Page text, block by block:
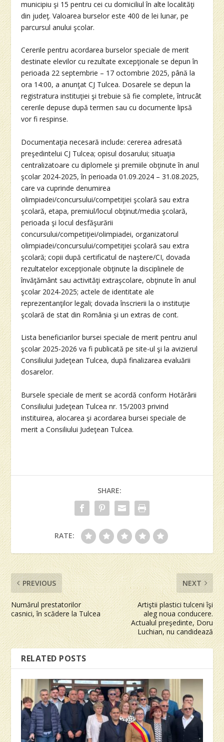
municipiu şi 15 pentru cei cu domiciliul în alte localităţi
din judeţ. Valoarea burselor este 400 de lei lunar, pe
parcursul anului şcolar.
Cererile pentru acordarea burselor speciale de merit
destinate elevilor cu rezultate excepţionale se depun în
perioada 22 septembrie – 17 octombrie 2025, până la
ora 14:00, a anunţat CJ Tulcea. Dosarele se depun la
registratura instituţiei şi trebuie să fie complete, întrucât
cererile depuse după termen sau cu documente lipsă
vor fi respinse.
Documentaţia necesară include: cererea adresată
preşedintelui CJ Tulcea; opisul dosarului; situaţia
centralizatoare cu diplomele şi premiile obţinute în anul
şcolar 2024-2025, în perioada 01.09.2024 – 31.08.2025,
care va cuprinde denumirea
olimpiadei/concursului/competiţiei şcolară sau extra
şcolară, etapa, premiul/locul obţinut/media şcolară,
perioada şi locul desfăşurării
concursului/competiţiei/olimpiadei, organizatorul
olimpiadei/concursului/competiţiei şcolară sau extra
şcolară; copii după certificatul de naştere/CI, dovada
rezultatelor excepţionale obţinute la disciplinele de
învăţământ sau activităţi extraşcolare, obţinute în anul
şcolar 2024-2025; actele de identitate ale
reprezentanţilor legali; dovada înscrierii la o instituţie
şcolară de stat din România şi un extras de cont.
Lista beneficiarilor bursei speciale de merit pentru anul
şcolar 2025-2026 va fi publicată pe site-ul şi la avizierul
Consiliului Judeţean Tulcea, după finalizarea evaluării
dosarelor.
Bursele speciale de merit se acordă conform Hotărârii
Consiliului Judeţean Tulcea nr. 15/2003 privind
instituirea, alocarea şi acordarea bursei speciale de
merit a Consiliului Judeţean Tulcea.
SHARE:
RATE:
PREVIOUS
Numărul prestatorilor
casnici, în scădere la Tulcea
NEXT
Artiştii plastici tulceni îşi
aleg noua conducere.
Actualul preşedinte, Doru
Luchian, nu candidează
RELATED POSTS